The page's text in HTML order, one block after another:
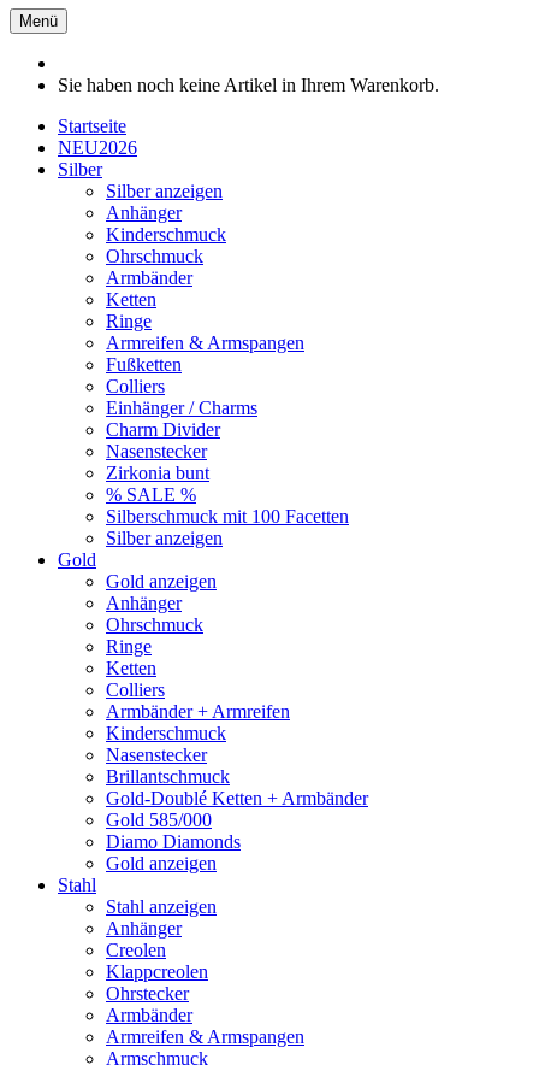
Menü
Sie haben noch keine Artikel in Ihrem Warenkorb.
Startseite
NEU2026
Silber
Silber anzeigen
Anhänger
Kinderschmuck
Ohrschmuck
Armbänder
Ketten
Ringe
Armreifen & Armspangen
Fußketten
Colliers
Einhänger / Charms
Charm Divider
Nasenstecker
Zirkonia bunt
% SALE %
Silberschmuck mit 100 Facetten
Silber anzeigen
Gold
Gold anzeigen
Anhänger
Ohrschmuck
Ringe
Ketten
Colliers
Armbänder + Armreifen
Kinderschmuck
Nasenstecker
Brillantschmuck
Gold-Doublé Ketten + Armbänder
Gold 585/000
Diamo Diamonds
Gold anzeigen
Stahl
Stahl anzeigen
Anhänger
Creolen
Klappcreolen
Ohrstecker
Armbänder
Armreifen & Armspangen
Armschmuck